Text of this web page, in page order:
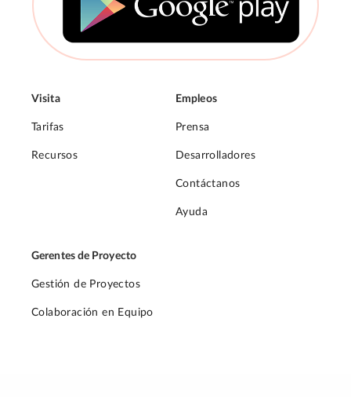
Visita
Tarifas
Recursos
Empleos
Prensa
Desarrolladores
Contáctanos
Ayuda
Gerentes de Proyecto
Gestión de Proyectos
Colaboración en Equipo